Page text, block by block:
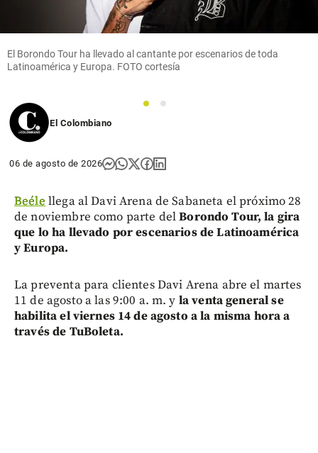
El Borondo Tour ha llevado al cantante por escenarios de toda
Latinoamérica y Europa. FOTO cortesía
1
2
El Colombiano
06 de agosto de 2026
Beéle llega al Davi Arena de Sabaneta el próximo 28
de noviembre como parte delBorondo Tour, la gira
que lo ha llevado por escenarios de Latinoamérica
y Europa.
La preventa para clientes Davi Arena abre el martes
11 de agosto a las 9:00 a. m. y la venta general se
habilita el viernes 14 de agosto a la misma hora a
través de TuBoleta.